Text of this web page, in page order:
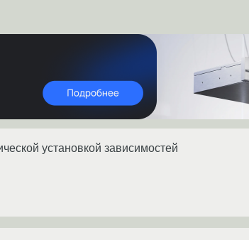
установкой зависимостей